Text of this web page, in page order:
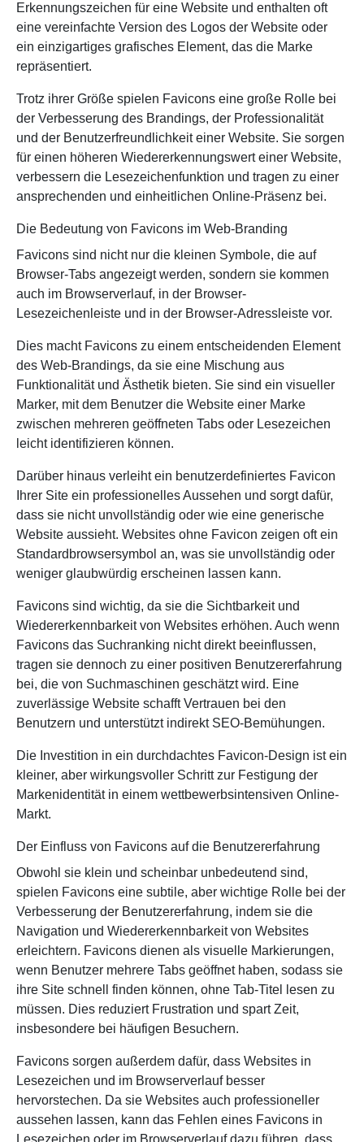
Erkennungszeichen für eine Website und enthalten oft
eine vereinfachte Version des Logos der Website oder
ein einzigartiges grafisches Element, das die Marke
repräsentiert.
Trotz ihrer Größe spielen Favicons eine große Rolle bei
der Verbesserung des Brandings, der Professionalität
und der Benutzerfreundlichkeit einer Website. Sie sorgen
für einen höheren Wiedererkennungswert einer Website,
verbessern die Lesezeichenfunktion und tragen zu einer
ansprechenden und einheitlichen Online-Präsenz bei.
Die Bedeutung von Favicons im Web-Branding
Favicons sind nicht nur die kleinen Symbole, die auf
Browser-Tabs angezeigt werden, sondern sie kommen
auch im Browserverlauf, in der Browser-
Lesezeichenleiste und in der Browser-Adressleiste vor.
Dies macht Favicons zu einem entscheidenden Element
des Web-Brandings, da sie eine Mischung aus
Funktionalität und Ästhetik bieten. Sie sind ein visueller
Marker, mit dem Benutzer die Website einer Marke
zwischen mehreren geöffneten Tabs oder Lesezeichen
leicht identifizieren können.
Darüber hinaus verleiht ein benutzerdefiniertes Favicon
Ihrer Site ein professionelles Aussehen und sorgt dafür,
dass sie nicht unvollständig oder wie eine generische
Website aussieht. Websites ohne Favicon zeigen oft ein
Standardbrowsersymbol an, was sie unvollständig oder
weniger glaubwürdig erscheinen lassen kann.
Favicons sind wichtig, da sie die Sichtbarkeit und
Wiedererkennbarkeit von Websites erhöhen. Auch wenn
Favicons das Suchranking nicht direkt beeinflussen,
tragen sie dennoch zu einer positiven Benutzererfahrung
bei, die von Suchmaschinen geschätzt wird. Eine
zuverlässige Website schafft Vertrauen bei den
Benutzern und unterstützt indirekt SEO-Bemühungen.
Die Investition in ein durchdachtes Favicon-Design ist ein
kleiner, aber wirkungsvoller Schritt zur Festigung der
Markenidentität in einem wettbewerbsintensiven Online-
Markt.
Der Einfluss von Favicons auf die Benutzererfahrung
Obwohl sie klein und scheinbar unbedeutend sind,
spielen Favicons eine subtile, aber wichtige Rolle bei der
Verbesserung der Benutzererfahrung, indem sie die
Navigation und Wiedererkennbarkeit von Websites
erleichtern. Favicons dienen als visuelle Markierungen,
wenn Benutzer mehrere Tabs geöffnet haben, sodass sie
ihre Site schnell finden können, ohne Tab-Titel lesen zu
müssen. Dies reduziert Frustration und spart Zeit,
insbesondere bei häufigen Besuchern.
Favicons sorgen außerdem dafür, dass Websites in
Lesezeichen und im Browserverlauf besser
hervorstechen. Da sie Websites auch professioneller
aussehen lassen, kann das Fehlen eines Favicons in
Lesezeichen oder im Browserverlauf dazu führen, dass